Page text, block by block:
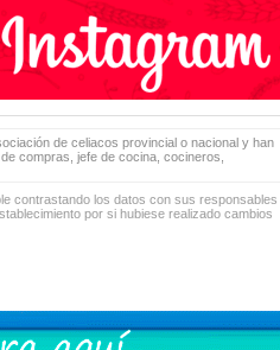
de celiacos provincial o nacional y han
compras, jefe de cocina, cocineros,
contrastando los datos con sus responsables
por si hubiese realizado cambios